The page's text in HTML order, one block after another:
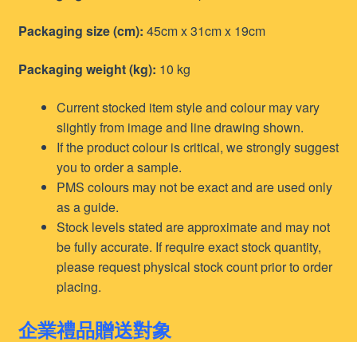
Packaging size (cm): 45cm x 31cm x 19cm
Packaging weight (kg): 10 kg
Current stocked item style and colour may vary
slightly from image and line drawing shown.
If the product colour is critical, we strongly suggest
you to order a sample.
PMS colours may not be exact and are used only
as a guide.
Stock levels stated are approximate and may not
be fully accurate. If require exact stock quantity,
please request physical stock count prior to order
placing.
企業禮品贈送對象